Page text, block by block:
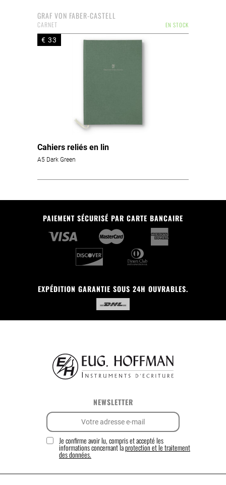
GRAF VON FABER-CASTELL
EN STOCK
CARNET
€ 33
Cahiers reliés en lin
A5 Dark Green
PAIEMENT SÉCURISÉ PAR CARTE BANCAIRE
EXPÉDITION GARANTIE SOUS 24H OUVRABLES.
NEWSLETTER
Je confirme avoir lu, compris et accepté les
informations concernant laprotection et le traitement
des données.